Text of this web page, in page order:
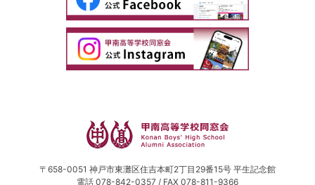
〒658-0051 神戸市東灘区住吉本町2丁目29番15号 平生記念館
電話 078-842-0357 / FAX 078-811-9366